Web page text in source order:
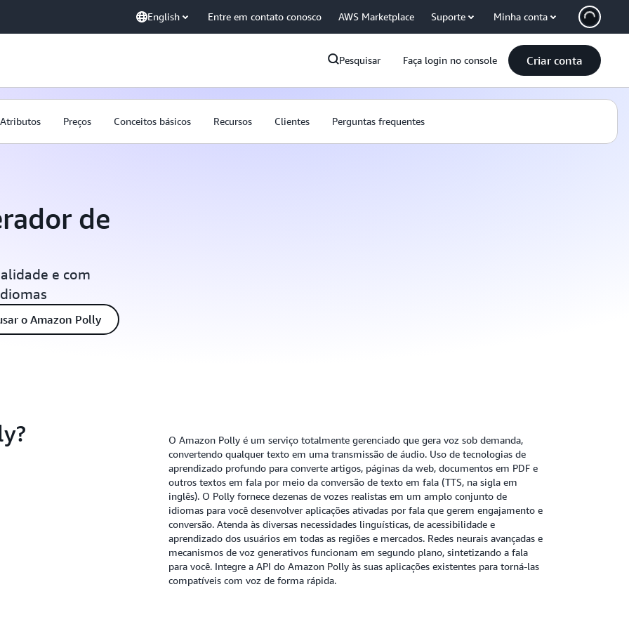
English Entre em contato conosco AWS Marketplace Suporte Minha conta
Pesquisar Faça login no console Criar conta
Atributos Preços Conceitos básicos Recursos Clientes Perguntas frequentes
de
e com
o Amazon Polly
O Amazon Polly é um serviço totalmente gerenciado que gera voz sob demanda,
convertendo qualquer texto em uma transmissão de áudio. Uso de tecnologias de
aprendizado profundo para converte artigos, páginas da web, documentos em PDF e
outros textos em fala por meio da conversão de texto em fala (TTS, na sigla em
inglês). O Polly fornece dezenas de vozes realistas em um amplo conjunto de
idiomas para você desenvolver aplicações ativadas por fala que gerem engajamento e
conversão. Atenda às diversas necessidades linguísticas, de acessibilidade e
aprendizado dos usuários em todas as regiões e mercados. Redes neurais avançadas e
mecanismos de voz generativos funcionam em segundo plano, sintetizando a fala
para você. Integre a API do Amazon Polly às suas aplicações existentes para torná-las
compatíveis com voz de forma rápida.